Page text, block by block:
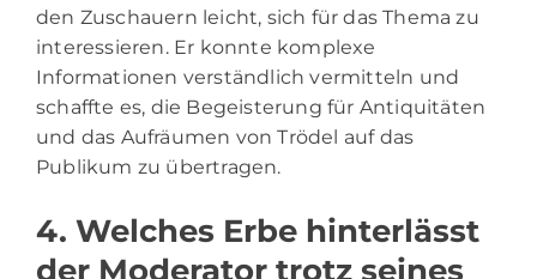
den Zuschauern leicht, sich für das Thema zu
interessieren. Er konnte komplexe
Informationen verständlich vermitteln und
schaffte es, die Begeisterung für Antiquitäten
und das Aufräumen von Trödel auf das
Publikum zu übertragen.
4. Welches Erbe hinterlässt
der Moderator trotz seines